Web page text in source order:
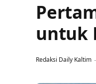
untuk
Redaksi Daily Kaltim